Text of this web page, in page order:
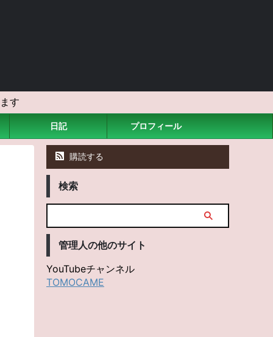
す
日記 プロフィール
購読する
検索
管理人の他のサイト
YouTubeチャンネル
TOMOCAME